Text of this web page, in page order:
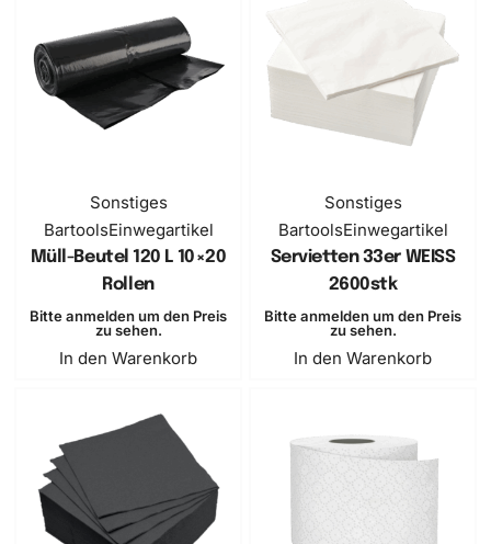
Sonstiges
BartoolsEinwegartikel
Müll-Beutel 120 L 10×20
Rollen
Bitte anmelden um den Preis
zu sehen.
In den Warenkorb
Sonstiges
BartoolsEinwegartikel
Servietten 33er WEISS
2600stk
Bitte anmelden um den Preis
zu sehen.
In den Warenkorb